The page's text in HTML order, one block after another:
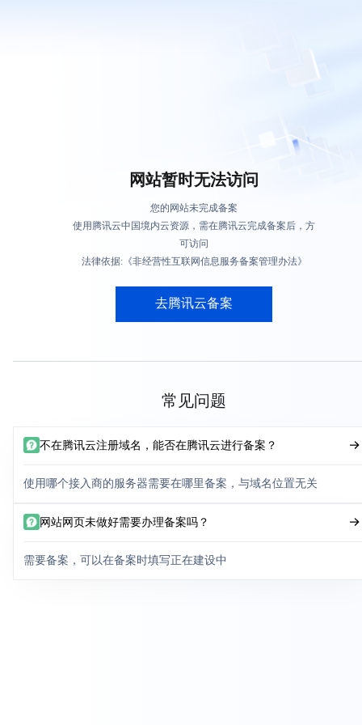
网站暂时无法访问
您的网站未完成备案
使用腾讯云中国境内云资源，需在腾讯云完成备案后，方
可访问
法律依据:《非经营性互联网信息服务备案管理办法》
去腾讯云备案
常见问题
不在腾讯云注册域名，能否在腾讯云进行备案？
使用哪个接入商的服务器需要在哪里备案，与域名位置无关
网站网页未做好需要办理备案吗？
需要备案，可以在备案时填写正在建设中